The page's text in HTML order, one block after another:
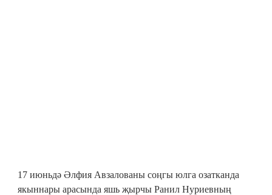
17 июньдә Әлфия Авзалованы соңгы юлга озатканда
якыннары арасында яшь җырчы Ранил Нуриевның